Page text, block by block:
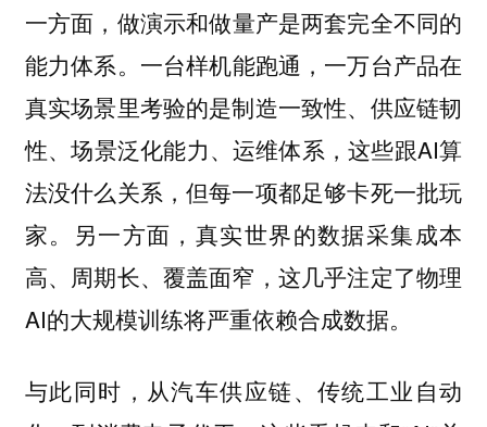
一方面， 做演示和做量产是两套完全不同的
能力体系。一台样机能跑通，一万台产品在
真实场景里考验的是制造一致性、供应链韧
性、场景泛化能力、运维体系，这些跟AI算
法没什么关系，但每一项都足够卡死一批玩
家。另一方面， 真实世界的数据采集成本
高、周期长、覆盖面窄 ，这几乎注定了物理
AI的大规模训练将严重依赖合成数据。
与此同时，从汽车供应链、传统工业自动